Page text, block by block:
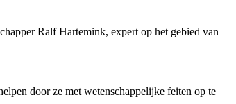
Ralf Hartemink, expert op het gebied van
door ze met wetenschappelijke feiten op te